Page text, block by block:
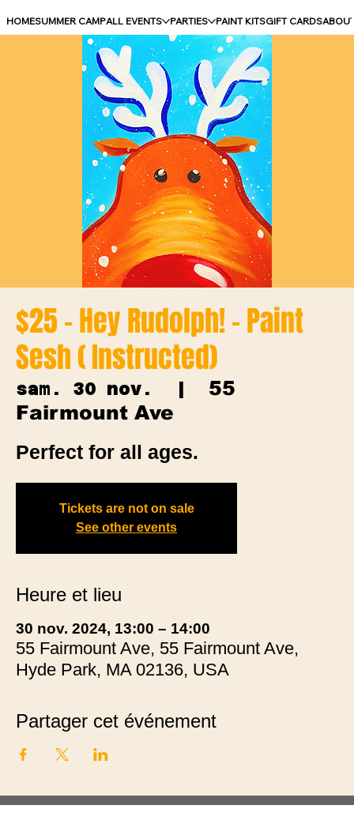
HOMESUMMER CAMPALL EVENTS PARTIES PAINT KITSGIFT CARDS
$25 - Hey Rudolph! - Paint
Sesh ( Instructed)
sam. 30 nov.
  |
55
Fairmount Ave
Perfect for all ages.
Tickets are not on sale
See other events
Heure et lieu
30 nov. 2024, 13:00 – 14:00
55 Fairmount Ave, 55 Fairmount Ave,
Hyde Park, MA 02136, USA
Partager cet événement